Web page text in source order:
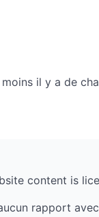
il y a de
content is
rapport